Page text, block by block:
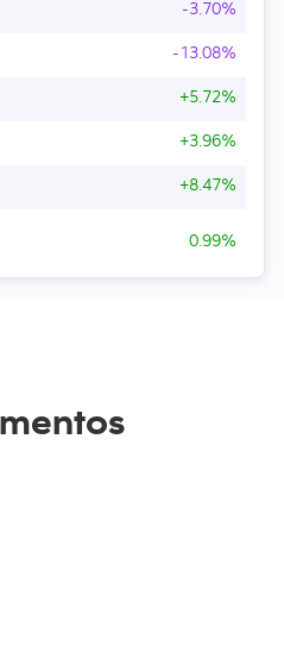
-3.70%
-13.08%
+5.72%
+3.96%
+8.47%
0.99%